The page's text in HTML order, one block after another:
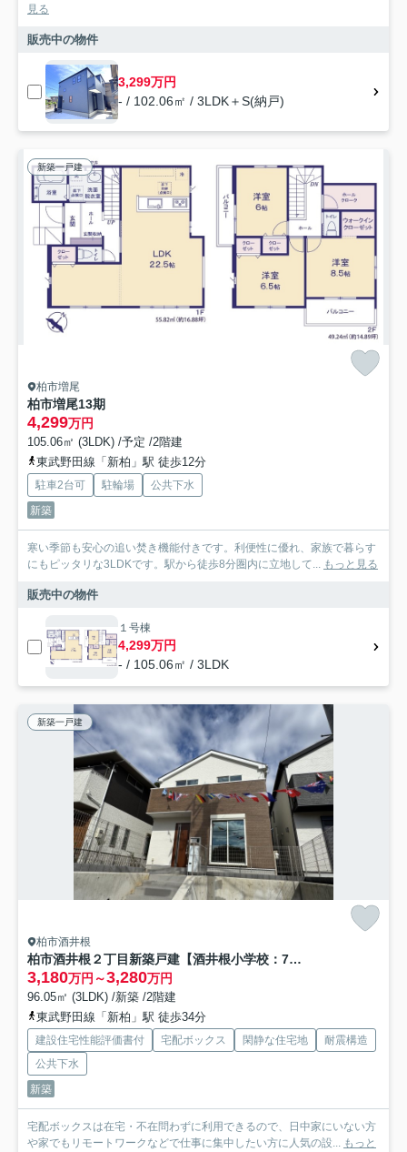
見る
販売中の物件
3,299万円
- / 102.06㎡ / 3LDK＋S(納戸)
新築一戸建
柏市増尾
柏市増尾13期
4,299万円
105.06㎡ (3LDK) /予定 /2階建
東武野田線「新柏」駅 徒歩12分
駐車2台可 駐輪場
公共下水
新築
寒い季節も安心の追い焚き機能付きです。利便性に優れ、家族で暮らす
にもピッタリな3LDKです。駅から徒歩8分圏内に立地して... もっと見る
販売中の物件
１号棟
4,299万円
- / 105.06㎡ / 3LDK
新築一戸建
柏市酒井根
柏市酒井根２丁目新築戸建【酒井根小学校：7分】
3,180万円～3,280万円
96.05㎡ (3LDK) /新築 /2階建
東武野田線「新柏」駅 徒歩34分
建設住宅性能評価書付 宅配ボックス 閑静な住宅地
耐震構造
公共下水
新築
宅配ボックスは在宅・不在問わずに利用できるので、日中家にいない方
や家でもリモートワークなどで仕事に集中したい方に人気の設... もっと